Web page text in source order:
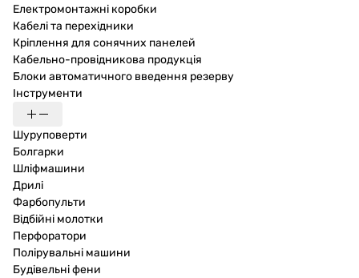
Електромонтажні коробки
Кабелі та перехідники
Кріплення для сонячних панелей
Кабельно-провідникова продукція
Блоки автоматичного введення резерву
Інструменти
Шуруповерти
Болгарки
Шліфмашини
Дрилі
Фарбопульти
Відбійні молотки
Перфоратори
Полірувальні машини
Будівельні фени